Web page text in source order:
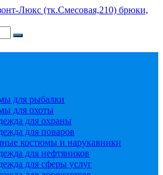
для рыбалки
для охоты
для охраны
для поваров
костюмы и нарукавники
для нефтяников
для сферы услуг